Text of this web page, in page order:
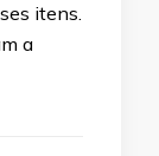
itens.
a